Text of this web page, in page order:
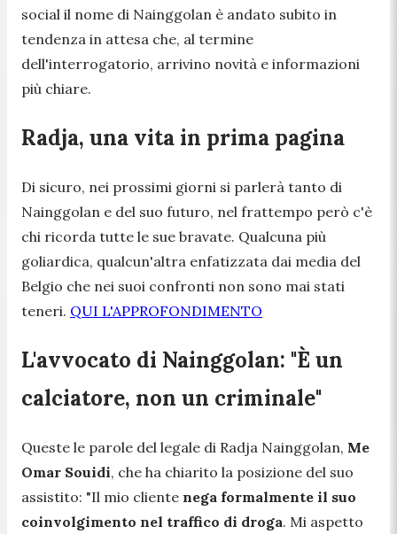
social il nome di Nainggolan è andato subito in
tendenza in attesa che, al termine
dell'interrogatorio, arrivino novità e informazioni
più chiare.
Radja, una vita in prima pagina
Di sicuro, nei prossimi giorni si parlerà tanto di
Nainggolan e del suo futuro, nel frattempo però c'è
chi ricorda tutte le sue bravate. Qualcuna più
goliardica, qualcun'altra enfatizzata dai media del
Belgio che nei suoi confronti non sono mai stati
teneri. QUI L'APPROFONDIMENTO
L'avvocato di Nainggolan: "È un
calciatore, non un criminale"
Queste le parole del legale di Radja Nainggolan, Me
Omar Souidi, che ha chiarito la posizione del suo
assistito: "Il mio cliente nega formalmente il suo
coinvolgimento nel traffico di droga. Mi aspetto